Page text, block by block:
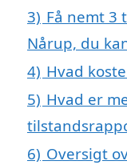
3) Få nemt 3
Nårup, du
4) Hvad
5) Hvad er
6) Oversigt